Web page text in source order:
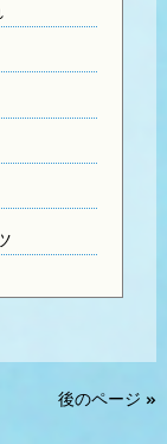
後のページ »